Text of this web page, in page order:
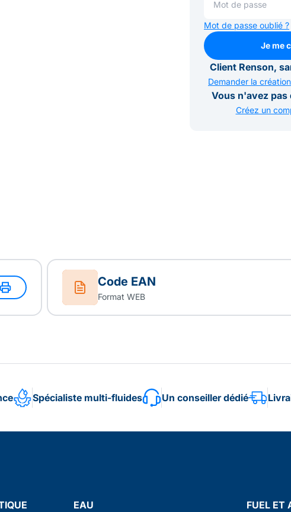
Mot de passe oublié ?
Je me
Client Renson,
Demander la
Vous n'avez pas
Créez un
Code EAN
Format WEB
Spécialiste multi-fluides Un conseiller dédié
EAU FUEL ET